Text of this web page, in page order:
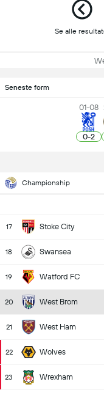
Se alle
Seneste form
01-08
0-2
Championship
17 Stoke City
18 Swansea
19 Watford FC
20 West Brom
21 West Ham
22 Wolves
23 Wrexham